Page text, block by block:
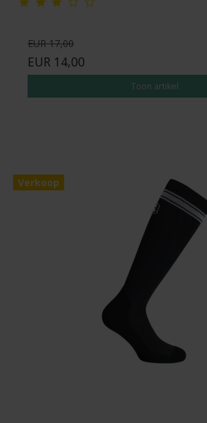
EUR 17,00
EUR 14,00
Toon artikel
Verkoop